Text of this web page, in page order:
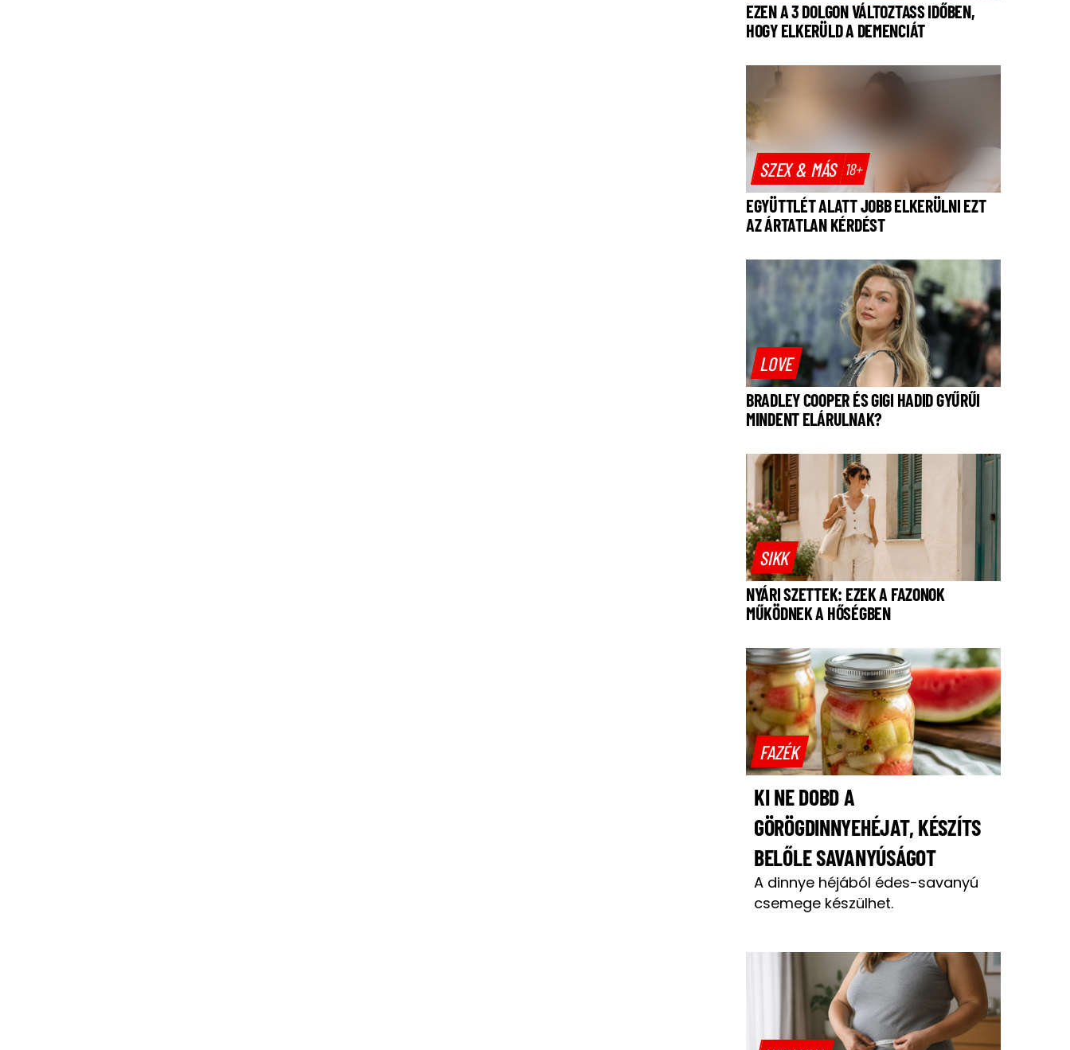
EZEN A 3 DOLGON VÁLTOZTASS IDŐBEN,
HOGY ELKERÜLD A DEMENCIÁT
SZEX & MÁS 18+
EGYÜTTLÉT ALATT JOBB ELKERÜLNI EZT
AZ ÁRTATLAN KÉRDÉST
LOVE
BRADLEY COOPER ÉS GIGI HADID GYŰRŰI
MINDENT ELÁRULNAK?
SIKK
NYÁRI SZETTEK: EZEK A FAZONOK
MŰKÖDNEK A HŐSÉGBEN
FAZÉK
KI NE DOBD A
GÖRÖGDINNYEHÉJAT, KÉSZÍTS
BELŐLE SAVANYÚSÁGOT
A dinnye héjából édes-savanyú
csemege készülhet.